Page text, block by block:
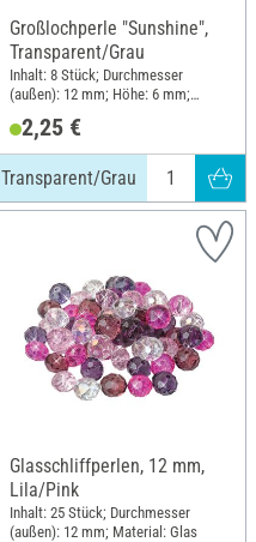
Großlochperle "Sunshine",
Transparent/Grau
Inhalt: 8 Stück; Durchmesser
(außen): 12 mm; Höhe: 6 mm;
2,25 €
Transparent/Grau
Glasschliffperlen, 12 mm,
Lila/Pink
Inhalt: 25 Stück; Durchmesser
(außen): 12 mm; Material: Glas